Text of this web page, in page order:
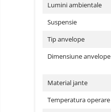
Inel Smart
Accesorii Smartwatch
Biciclete
Produse Ingrijire Personala
Lumini ambientale
Suspensie
Tip anvelope
Dimensiune anvelope
Material jante
Temperatura operare